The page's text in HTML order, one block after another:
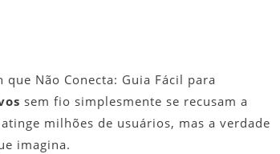
Não Conecta: Guia Fácil para
sem fio simplesmente se recusam a
milhões de usuários, mas a verdade
imagina.